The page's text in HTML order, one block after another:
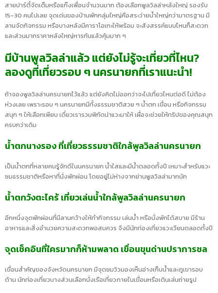
สายปาร์ตี้จัดเต็มหรือแก๊งเพื่อนจำนวนมาก ต้องเลือกพูลวิลล่าหลังใหญ่ รองรับ
15–30 คนไปเลย จุดเด่นของบ้านพักกลุ่มใหญ่คือสระว่ายน้ำใหญ่กว่ามาตรฐาน มี
ลานจัดกิจกรรม หรือบางหลังมีคาราโอเกะให้พร้อม จะสังสรรค์แบบไหนก็สะดวก
และส่วนมากราคาหลังใหญ่หารกันแล้วคุ้มมาก ๆ
มีบ้านพูลวิลล่าแล้ว แต่ยังไม่รู้จะเที่ยวที่ไหน?
ลองดูที่เที่ยวรอบ ๆ นครนายกที่เราแนะนำ!
ถ้าจองพูลวิลล่านครนายกไว้แล้ว แต่ยังคิดไม่ออกว่าจะไปเที่ยวไหนต่อดี ไม่ต้อง
ห่วงเลย เพราะรอบ ๆ นครนายกมีทั้งธรรมชาติสวย ๆ น้ำตก เขื่อน หรือกิจกรรม
สนุก ๆ ให้เลือกเพียบ เดี๋ยวเรารวมพิกัดน่าแวะมาให้ เผื่อจะช่วยให้ทริปของคุณสนุก
ครบกว่าเดิม
น้ำตกนางรอง ที่เที่ยวธรรมชาติใกล้พูลวิลล่านครนายก
เป็นน้ำตกที่หลายคนรู้จักดีในนครนายก น้ำใสและมีน้ำตลอดทั้งปี เหมาะสำหรับแวะ
ชมธรรมชาติหรือหาที่นั่งพักผ่อน โดยอยู่ไม่ห่างจากย่านพูลวิลล่ามากนัก
น้ำตกวังตะไคร้ เที่ยวเล่นน้ำใกล้พูลวิลล่านครนายก
อีกหนึ่งจุดพักผ่อนที่มีลานกว้างให้ทำกิจกรรม เล่นน้ำ หรือนั่งพักได้สบาย มีร้าน
อาหารและสิ่งอำนวยความสะดวกพอสมควร จึงมีนักท่องเที่ยวแวะเวียนตลอดทั้งปี
จุดเช็คอินที่ใครมากก็ห้ามพลาด เขื่อนขุนด่านปราการชล
เขื่อนสำคัญของจังหวัดนครนายก มีจุดชมวิวมองเห็นอ่างเก็บน้ำและภูเขารอบ
ด้าน นักท่องเที่ยวบางส่วนเลือกนั่งเรือเที่ยวภายในเขื่อนหรือเดินเล่นถ่ายรูป